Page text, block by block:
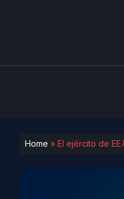
Home » El ejército de